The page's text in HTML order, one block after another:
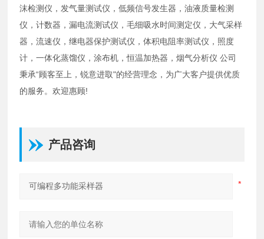
沫检测仪，发气量测试仪，低频信号发生器，油液质量检测
仪，计数器，漏电流测试仪，毛细吸水时间测定仪，大气采样
器，流速仪，继电器保护测试仪，体积电阻率测试仪，照度
计，一体化蒸馏仪，涂布机，恒温加热器，烟气分析仪 公司
秉承“顾客至上，锐意进取"的经营理念，为广大客户提供优质
的服务。欢迎惠顾!
产品咨询